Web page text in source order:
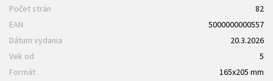
Počet strán
82
EAN
5000000000557
Dátum vydania
20.3.2026
Vek od
5
Formát
165x205 mm